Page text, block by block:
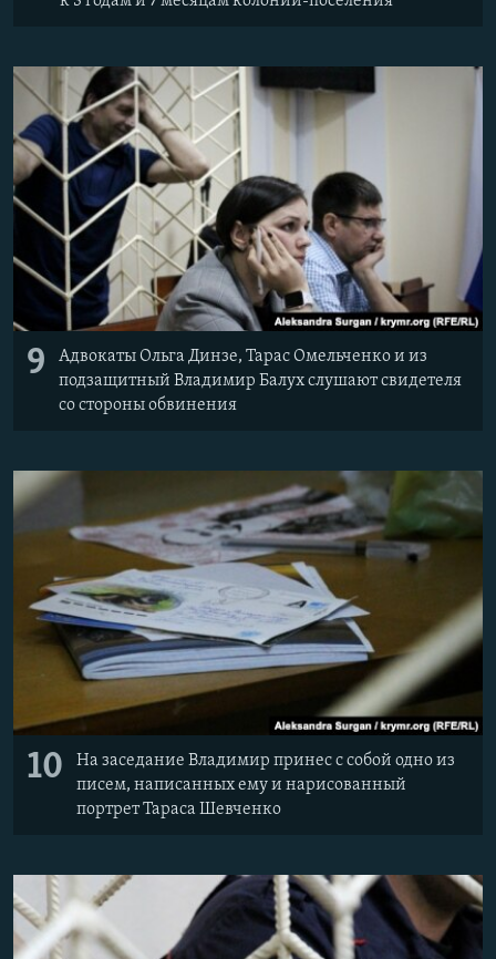
9
Адвокаты Ольга Динзе, Тарас Омельченко и из
подзащитный Владимир Балух слушают свидетеля
со стороны обвинения
10
На заседание Владимир принес с собой одно из
писем, написанных ему и нарисованный
портрет Тараса Шевченко